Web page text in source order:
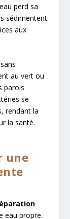
perd sa
sédimentent
aux
au vert ou
parois
se
rendant la
la santé.
une
eau propre.